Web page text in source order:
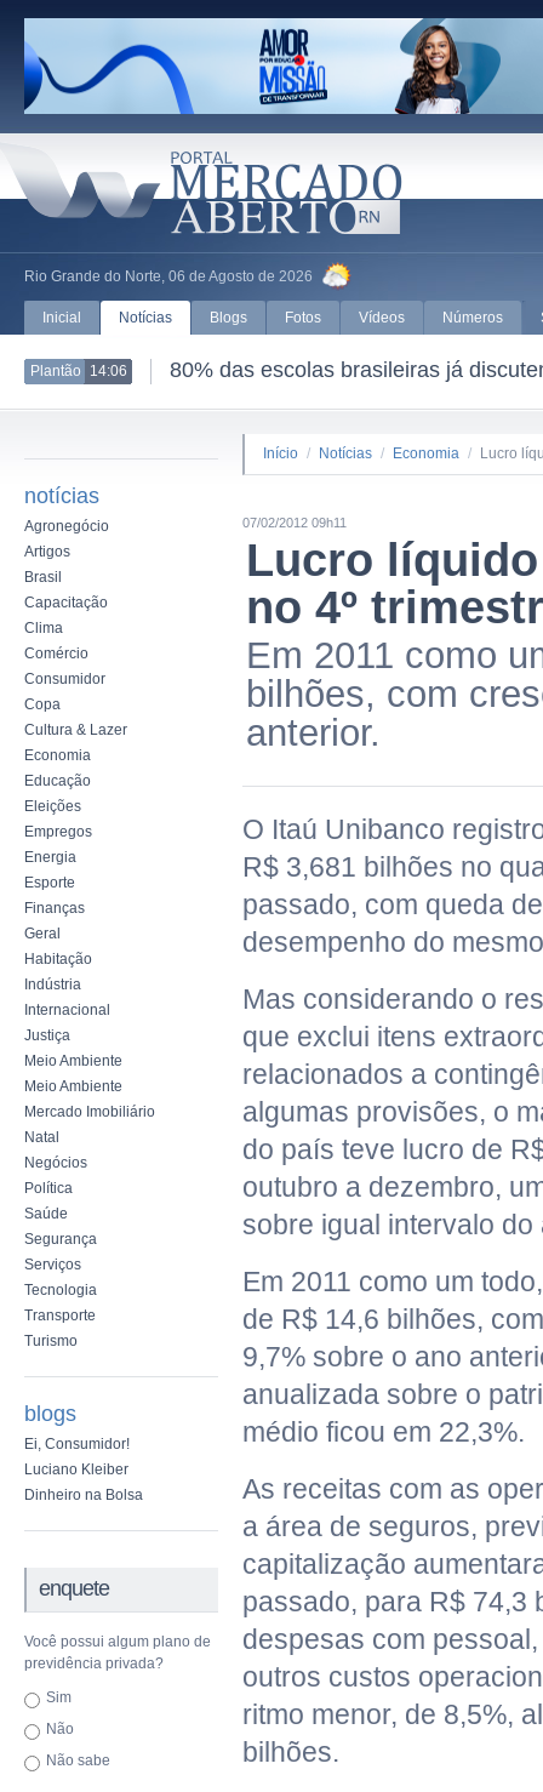
Rio Grande do Norte, 06 de Agosto de 2026
Inicial Notícias Blogs Fotos Vídeos Números
Plantão 14:06 80% das escolas brasileiras já
notícias
Agronegócio
Artigos
Brasil
Capacitação
Clima
Comércio
Consumidor
Copa
Cultura & Lazer
Economia
Educação
Eleições
Empregos
Energia
Esporte
Finanças
Geral
Habitação
Indústria
Internacional
Justiça
Meio Ambiente
Meio Ambiente
Mercado Imobiliário
Natal
Negócios
Política
Saúde
Segurança
Serviços
Tecnologia
Transporte
Turismo
blogs
Ei, Consumidor!
Luciano Kleiber
Dinheiro na Bolsa
enquete
Você possui algum plano de
previdência privada?
Sim
Não
Não sabe
Início / Notícias / Economia / Lucro
07/02/2012 09h11
Lucro
no 4º
Em 2011 como
bilhões, com
anterior.
O Itaú Unibanco
R$ 3,681 bilhões no
passado, com queda
desempenho do
Mas considerando o
que exclui itens
relacionados a
algumas provisões, o
do país teve lucro de
outubro a dezembro,
sobre igual intervalo do
Em 2011 como um
de R$ 14,6 bilhões,
9,7% sobre o ano
anualizada sobre o
médio ficou em 22,3%.
As receitas com as
a área de seguros,
capitalização
passado, para R$ 74,3
despesas com
outros custos
ritmo menor, de 8,5%,
bilhões.